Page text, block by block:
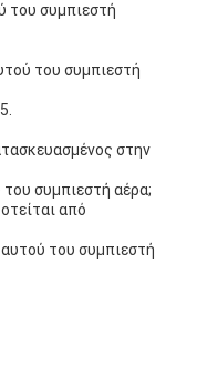
του συμπιεστή
του συμπιεστή
στην
του συμπιεστή αέρα;
από
αυτού του συμπιεστή